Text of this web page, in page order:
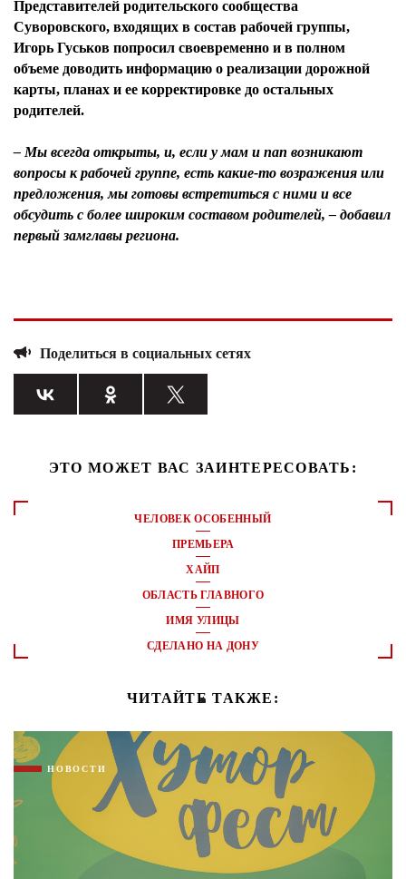
Представителей родительского сообщества
Суворовского, входящих в состав рабочей группы,
Игорь Гуськов попросил своевременно и в полном
объеме доводить информацию о реализации дорожной
карты, планах и ее корректировке до остальных
родителей.
– Мы всегда открыты, и, если у мам и пап возникают
вопросы к рабочей группе, есть какие-то возражения или
предложения, мы готовы встретиться с ними и все
обсудить с более широким составом родителей, – добавил
первый замглавы региона.
Поделиться в социальных сетях
ЭТО МОЖЕТ ВАС ЗАИНТЕРЕСОВАТЬ:
ЧЕЛОВЕК ОСОБЕННЫЙ
ПРЕМЬЕРА
ХАЙП
ОБЛАСТЬ ГЛАВНОГО
ИМЯ УЛИЦЫ
СДЕЛАНО НА ДОНУ
ЧИТАЙТЕ ТАКЖЕ:
НОВОСТИ